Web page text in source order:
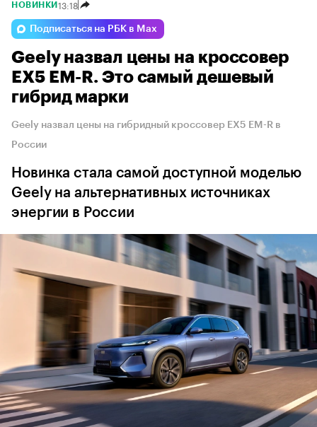
НОВИНКИ 13:18
Подписаться на РБК в Max
Geely назвал цены на кроссовер
EX5 EM-R. Это самый дешевый
гибрид марки
Geely назвал цены на гибридный кроссовер EX5 EM-R в
России
Новинка стала самой доступной моделью
Geely на альтернативных источниках
энергии в России